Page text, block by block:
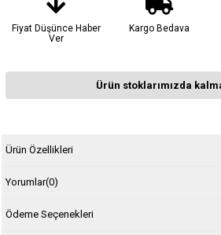
Fiyat Düşünce Haber
Ver
Kargo Bedava
Ürün stoklarımızda
Ürün Özellikleri
Yorumlar(0)
Ödeme Seçenekleri